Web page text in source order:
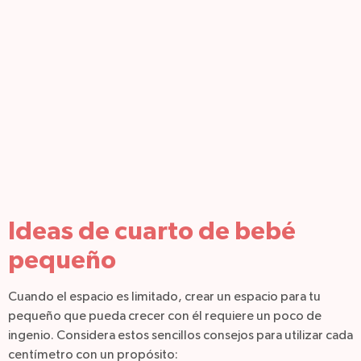
Ideas de cuarto de bebé
pequeño
Cuando el espacio es limitado, crear un espacio para tu
pequeño que pueda crecer con él requiere un poco de
ingenio. Considera estos sencillos consejos para utilizar cada
centímetro con un propósito: